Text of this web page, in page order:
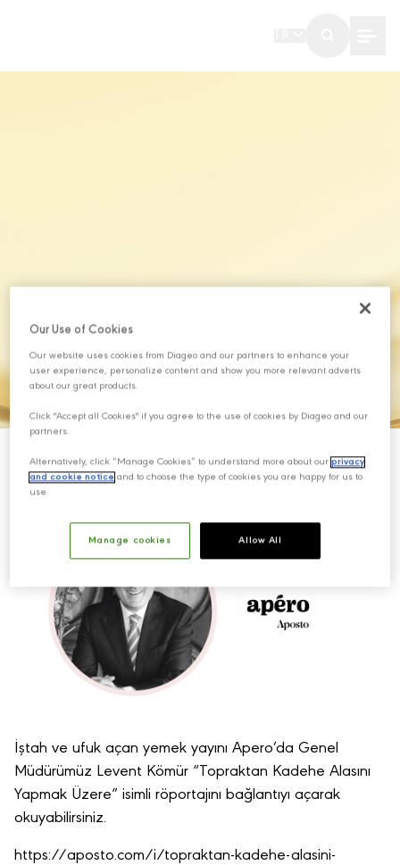
İştah ve ufuk açan yemek yayını Apero’da Genel
Müdürümüz Levent Kömür “Topraktan Kadehe Alasını
Yapmak Üzere” isimli röportajını bağlantıyı açarak
okuyabilirsiniz.
https://aposto.com/i/topraktan-kadehe-alasini-
Our Use of Cookies
Our website uses cookies from Diageo and our partners to enhance your
user experience, personalize content and show you more relevant adverts
about our great products.
Click "Accept all Cookies" if you agree to the use of cookies by Diageo and our
partners.
Alternatively, click “Manage Cookies” to understand more about ourprivacy
and cookie notice and to choose the type of cookies you are happy for us to
use.
Manage cookies Allow All